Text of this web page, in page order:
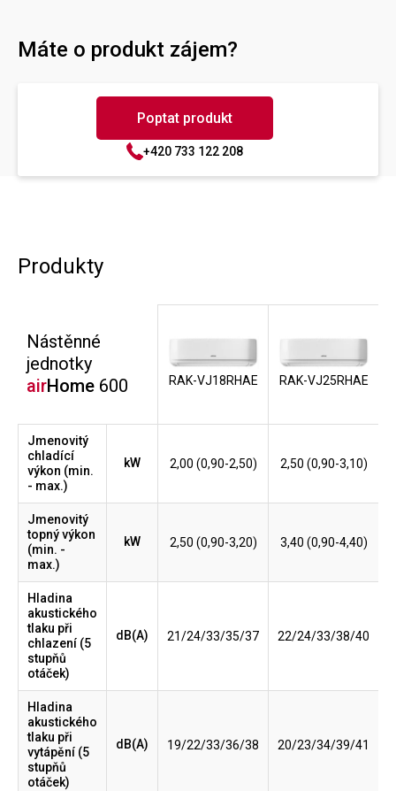
Máte o produkt zájem?
Poptat produkt
+420 733 122 208
Produkty
Nástěnné
jednotky
airHome 600 RAK-VJ18RHAE RAK-VJ25RHAE
Jmenovitý
chladící
výkon (min.
- max.)
kW 2,00 (0,90-2,50) 2,50 (0,90-3,10)
Jmenovitý
topný výkon
(min. -
max.)
kW 2,50 (0,90-3,20) 3,40 (0,90-4,40)
Hladina
akustického
tlaku při
chlazení (5
stupňů
otáček)
dB(A) 21/24/33/35/37 22/24/33/38/40
Hladina
akustického
tlaku při
vytápění (5
stupňů
otáček)
dB(A) 19/22/33/36/38 20/23/34/39/41